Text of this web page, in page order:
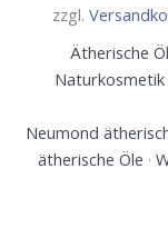
zzgl.
Ätherische
Naturkosmetik
Neumond
ätherische Öle ·